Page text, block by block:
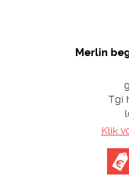
Merlin
Tgi
Klik